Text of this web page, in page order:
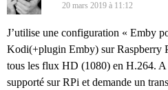
20 mars 2019 à 11:12
J’utilise une configuration « Emby
Kodi(+plugin Emby) sur Raspberry
tous les flux HD (1080) en H.264. A
supporté sur RPi et demande un